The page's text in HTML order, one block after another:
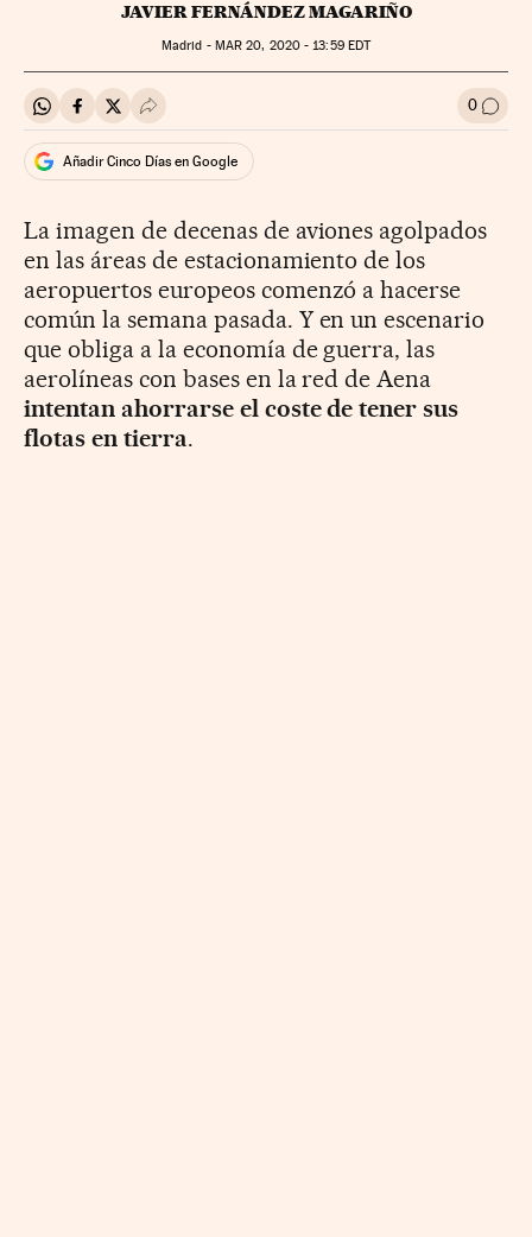
JAVIER FERNÁNDEZ MAGARIÑO
Madrid - MAR 20, 2020 - 13:59EDT
Compartir en Whatsapp
Compartir en Facebook
Compartir en Twitter
Desplegar Redes Sociales 0 Ir a
Añadir Cinco Días en Google
La imagen de decenas de aviones agolpados
en las áreas de estacionamiento de los
aeropuertos europeos comenzó a hacerse
común la semana pasada. Y en un escenario
que obliga a la economía de guerra, las
aerolíneas con bases en la red de Aena
intentan ahorrarse el coste de tener sus
flotas en tierra.